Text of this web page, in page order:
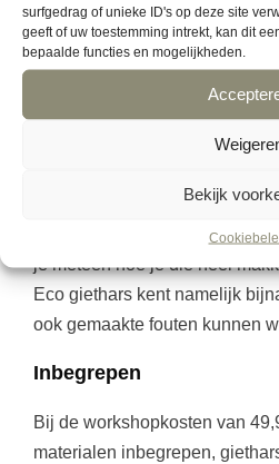
surfgedrag of unieke ID's op deze site
geeft of uw toestemming intrekt, kan dit
bepaalde functies en mogelijkheden.
Bekijk
inbegrepen hoeveelheid is
van 5 basisitems, zoals een
een maan of schelp, of een
Creativiteit en ervaring
nodig. Wij nemen je stap voor
van eco giethars en ja, fouten
je meteen hoe je die heel
Eco giethars kent namelijk
ook gemaakte fouten kunnen
Inbegrepen
Bij de workshopkosten van
materialen inbegrepen,